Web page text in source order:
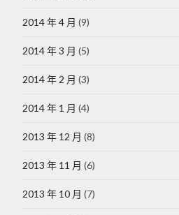
2014 年 4 月 (9)
2014 年 3 月 (5)
2014 年 2 月 (3)
2014 年 1 月 (4)
2013 年 12 月 (8)
2013 年 11 月 (6)
2013 年 10 月 (7)